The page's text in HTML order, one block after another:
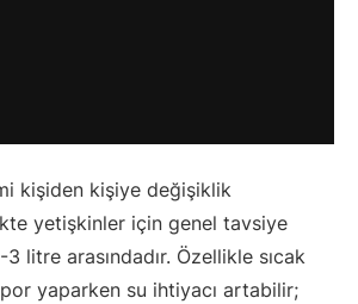
kişiden kişiye değişiklik
yetişkinler için genel tavsiye
litre arasındadır. Özellikle sıcak
yaparken su ihtiyacı artabilir;